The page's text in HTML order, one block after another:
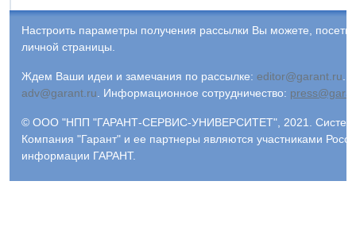
Настроить параметры получения рассылки Вы можете,
личной страницы.
Ждем Ваши идеи и замечания по рассылке: editor@garant.ru
adv@garant.ru
Информационное сотрудничество:
© ООО "НПП "ГАРАНТ-СЕРВИС-УНИВЕРСИТЕТ", 2021. Система
Компания "Гарант" и ее партнеры являются участниками
информации ГАРАНТ.